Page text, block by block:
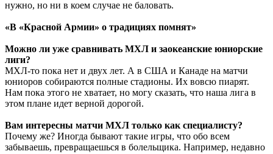
нужно, но ни в коем случае не баловать.
«В «Красной Армии» о традициях помнят»
Можно ли уже сравнивать МХЛ и заокеанские юниорские
лиги?
МХЛ-то пока нет и двух лет. А в США и Канаде на матчи
юниоров собираются полные стадионы. Их вовсю пиарят.
Нам пока этого не хватает, но могу сказать, что наша лига в
этом плане идет верной дорогой.
Вам интересны матчи МХЛ только как специалисту?
Почему же? Иногда бывают такие игры, что обо всем
забываешь, превращаешься в болельщика. Например, недавно